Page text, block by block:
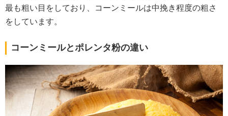
最も粗い目をしており、コーンミールは中挽き程度の粗さ
をしています。
コーンミールとポレンタ粉の違い